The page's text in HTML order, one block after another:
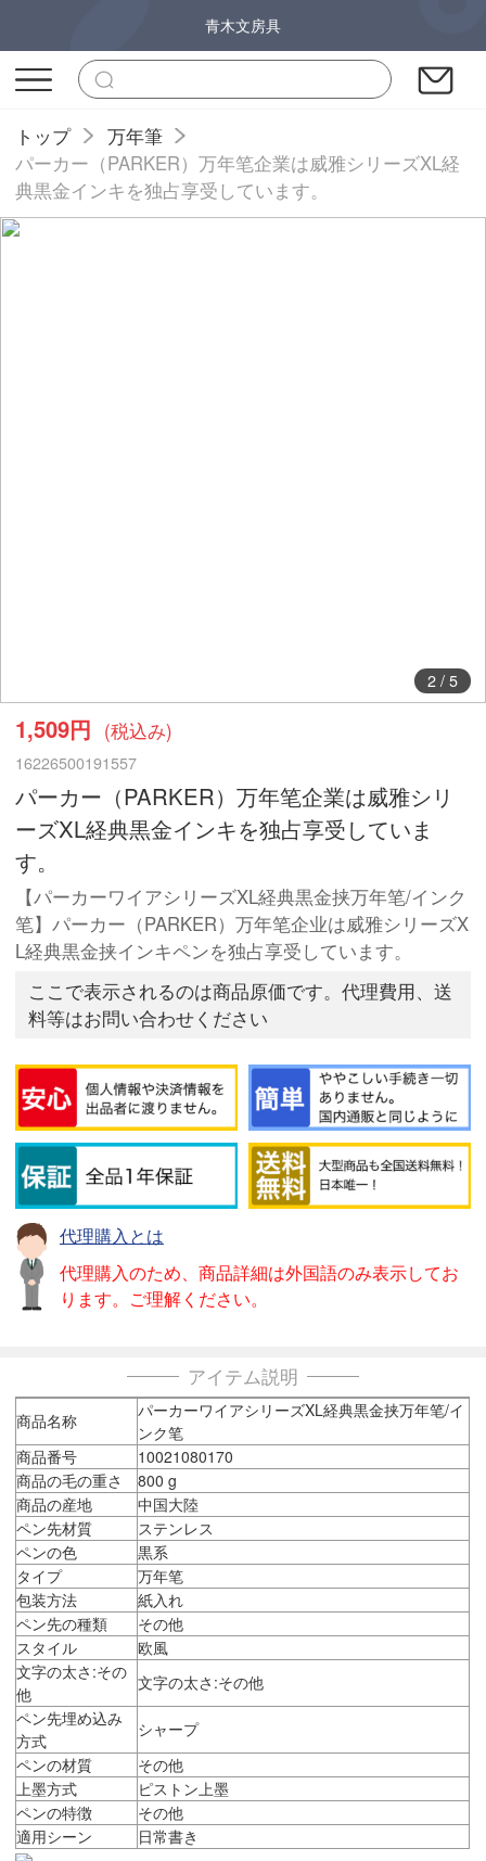
青木文房具
トップ
万年筆
パーカー（PARKER）万年笔企業は威雅シリーズXL経
典黒金インキを独占享受しています。
2/ 5
1,509円 (税込み)
16226500191557
パーカー（PARKER）万年笔企業は威雅シリ
ーズXL経典黒金インキを独占享受していま
す。
【パーカーワイアシリーズXL経典黒金挟万年笔/インク
笔】パーカー（PARKER）万年笔企业は威雅シリーズX
L経典黒金挟インキペンを独占享受しています。
ここで表示されるのは商品原価です。代理費用、送
料等はお問い合わせください
代理購入とは
代理購入のため、商品詳細は外国語のみ表示してお
ります。ご理解ください。
アイテム説明
商品名称
パーカーワイアシリーズXL経典黒金挟万年笔/イ
ンク笔
商品番号
10021080170
商品の毛の重さ
800 g
商品の産地
中国大陸
ペン先材質
ステンレス
ペンの色
黒系
タイプ
万年笔
包装方法
紙入れ
ペン先の種類
その他
スタイル
欧風
文字の太さ:その
他
文字の太さ:その他
ペン先埋め込み
方式
シャープ
ペンの材質
その他
上墨方式
ピストン上墨
ペンの特徴
その他
適用シーン
日常書き